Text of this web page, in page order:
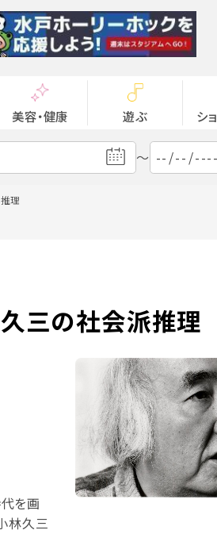
美容・健康 遊ぶ シ
～
理
三の社会派推理
を画
林久三